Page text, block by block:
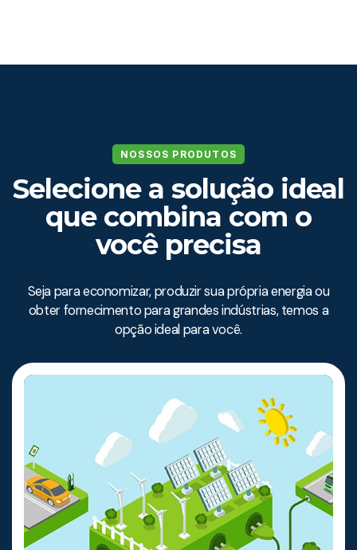
NOSSOS PRODUTOS
Selecione a solução ideal
que combina com o
você precisa
Seja para economizar, produzir sua própria energia ou
obter fornecimento para grandes indústrias, temos a
opção ideal para você.